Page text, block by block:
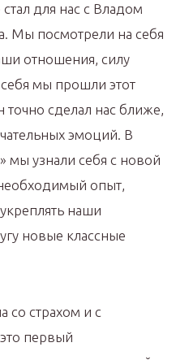
для нас с Владом
Мы посмотрели на себя
отношения, силу
мы прошли этот
точно сделал нас ближе,
эмоций. В
мы узнали себя с новой
опыт,
наши
новые классные
со страхом и с
первый